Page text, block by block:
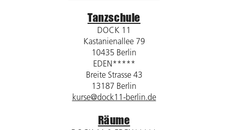
Tanzschule
DOCK 11
Kastanienallee 79
10435 Berlin
EDEN*****
Breite Strasse 43
13187 Berlin
kurse@dock11-berlin.de
Räume